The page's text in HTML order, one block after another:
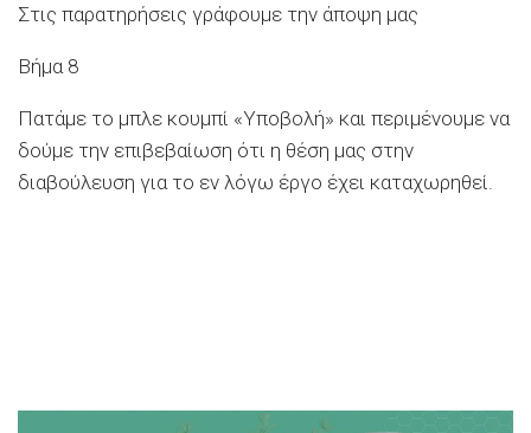
Στις παρατηρήσεις γράφουμε την άποψη μας
Βήμα 8
Πατάμε το μπλε κουμπί «Υποβολή» και περιμένουμε να
δούμε την επιβεβαίωση ότι η θέση μας στην
διαβούλευση για το εν λόγω έργο έχει καταχωρηθεί.